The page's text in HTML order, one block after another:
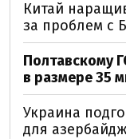
Китай
за проблем с
Полтавскому
в размере 35
Украина
для